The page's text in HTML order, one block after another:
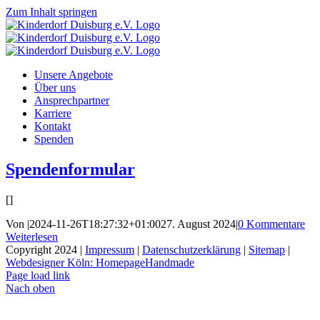
Zum Inhalt springen
Unsere Angebote
Über uns
Ansprechpartner
Karriere
Kontakt
Spenden
Spendenformular
[]
Von |2024-11-26T18:27:32+01:0027. August 2024|0 Kommentare
Weiterlesen
Copyright 2024 | Impressum | Datenschutzerklärung | Sitemap |
Webdesigner Köln: HomepageHandmade
Page load link
Nach oben